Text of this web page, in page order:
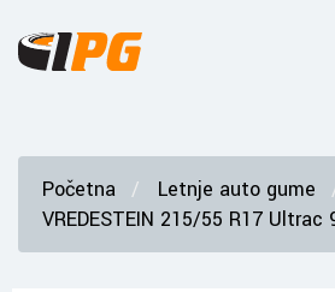
Početna Letnje auto gume
VREDESTEIN 215/55 R17 Ultrac